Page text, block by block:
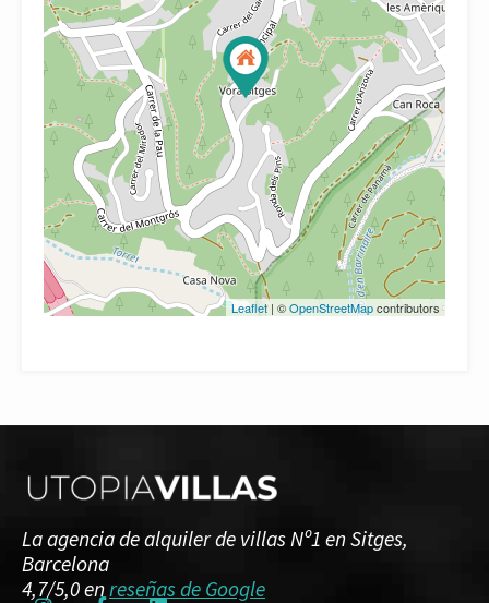
Leaflet| ©OpenStreetMapcontributors
La agencia de alquiler de villas Nº1 en Sitges,
Barcelona
4,7/5,0 en reseñas de Google